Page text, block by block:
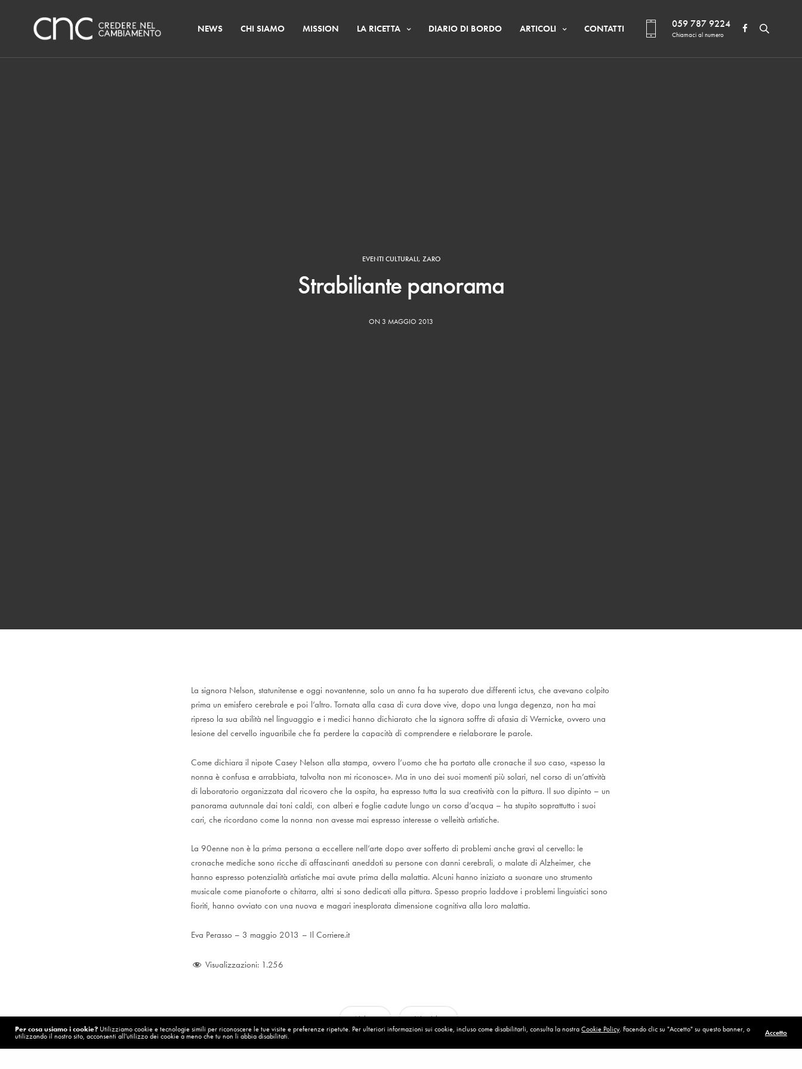
NEWS CHI SIAMO MISSION LA RICETTA DIARIO DI BORDO ARTICOLI CONTATTI 059 787 9224
Chiamaci al numero
EVENTI CULTURALI, ZARO
Strabiliante panorama
ON 3 MAGGIO 2013
La signora Nelson, statunitense e oggi novantenne, solo un anno fa ha superato due differenti ictus, che avevano colpito
prima un emisfero cerebrale e poi l’altro. Tornata alla casa di cura dove vive, dopo una lunga degenza, non ha mai
ripreso la sua abilità nel linguaggio e i medici hanno dichiarato che la signora soffre di afasia di Wernicke, ovvero una
lesione del cervello inguaribile che fa perdere la capacità di comprendere e rielaborare le parole.
Come dichiara il nipote Casey Nelson alla stampa, ovvero l’uomo che ha portato alle cronache il suo caso, «spesso la
nonna è confusa e arrabbiata, talvolta non mi riconosce». Ma in uno dei suoi momenti più solari, nel corso di un’attività
di laboratorio organizzata dal ricovero che la ospita, ha espresso tutta la sua creatività con la pittura. Il suo dipinto – un
panorama autunnale dai toni caldi, con alberi e foglie cadute lungo un corso d’acqua – ha stupito soprattutto i suoi
cari, che ricordano come la nonna non avesse mai espresso interesse o velleità artistiche.
La 90enne non è la prima persona a eccellere nell’arte dopo aver sofferto di problemi anche gravi al cervello: le
cronache mediche sono ricche di affascinanti aneddoti su persone con danni cerebrali, o malate di Alzheimer, che
hanno espresso potenzialità artistiche mai avute prima della malattia. Alcuni hanno iniziato a suonare uno strumento
musicale come pianoforte o chitarra, altri si sono dedicati alla pittura. Spesso proprio laddove i problemi linguistici sono
fioriti, hanno ovviato con una nuova e magari inesplorata dimensione cognitiva alla loro malattia.
Eva Perasso – 3 maggio 2013 – Il Corriere.it
Visualizzazioni: 1.256
Nelson Wernicke
Per cosa usiamo i cookie? Utilizziamo cookie e tecnologie simili per riconoscere le tue visite e preferenze ripetute. Per ulteriori informazioni sui cookie, incluso come disabilitarli, consulta la nostraCookie Policy. Facendo clic su "Accetto" su questo banner, o
utilizzando il nostro sito, acconsenti all'utilizzo dei cookie a meno che tu non li abbia disabilitati. Accetto